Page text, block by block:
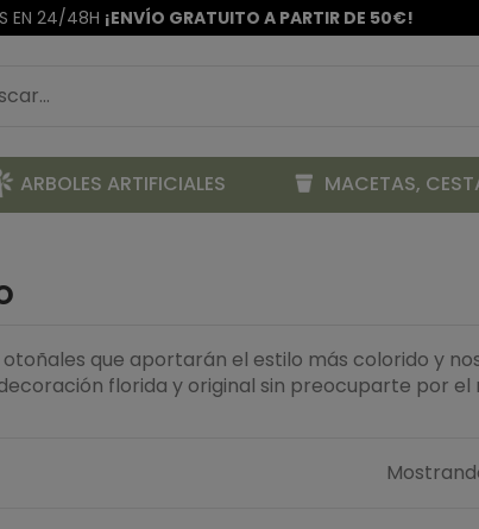
EN 24/48H ¡ENVÍO GRATUITO A PARTIR DE 50€!
ARBOLES ARTIFICIALES MACETAS,
que aportarán el estilo más colorido y
florida y original sin preocuparte por